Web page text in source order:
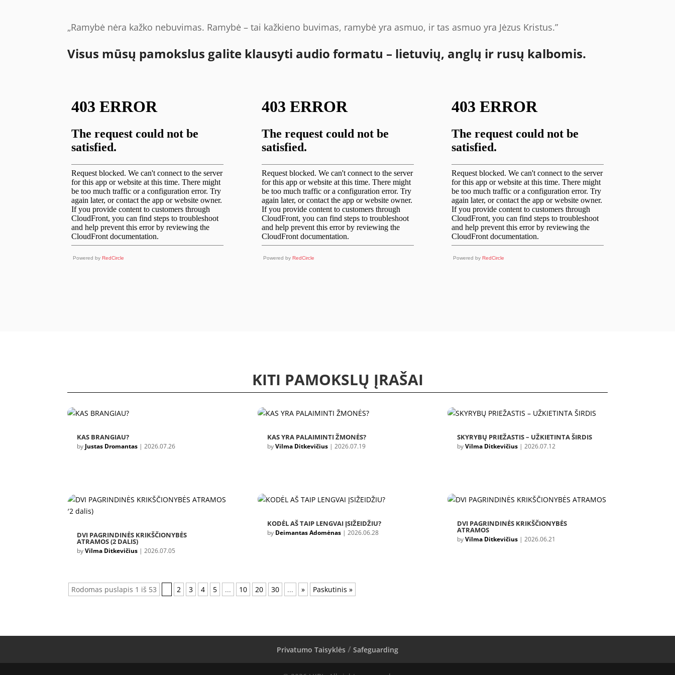
„Ramybė nėra kažko nebuvimas. Ramybė – tai kažkieno buvimas, ramybė yra asmuo, ir tas asmuo yra Jėzus Kristus.”
Visus mūsų pamokslus galite klausyti audio formatu – lietuvių, anglų ir rusų kalbomis.
Powered byRedCircle Powered by RedCircle Powered by RedCircle
KITI PAMOKSLŲ ĮRAŠAI
KAS BRANGIAU?
by Justas Dromantas |2026.07.26
DVI PAGRINDINĖS KRIKŠČIONYBĖS
ATRAMOS (2 DALIS)
byVilma Ditkevičius |2026.07.05
KAS YRA PALAIMINTI ŽMONĖS?
byVilma Ditkevičius| 2026.07.19
KODĖL AŠ TAIP LENGVAI ĮSIŽEIDŽIU?
by Deimantas Adomėnas| 2026.06.28
SKYRYBŲ PRIEŽASTIS – UŽKIETINTA ŠIRDIS
byVilma Ditkevičius| 2026.07.12
DVI PAGRINDINĖS KRIKŠČIONYBĖS
ATRAMOS
byVilma Ditkevičius| 2026.06.21
Rodomas puslapis 1 iš 53 2 3 4 5 ... 10 20 30 ... » Paskutinis »
Privatumo Taisyklės Safeguarding